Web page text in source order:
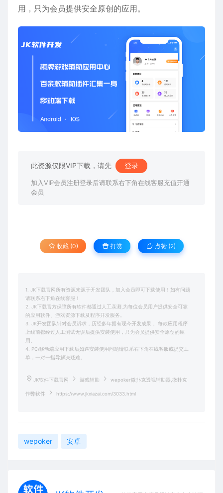
用，只为会员提供安全原创的应用。
此资源仅限VIP下载，请先 登录
加入VIP会员注册登录后请联系右下角在线客服充值开通
会员
收藏 (0) 打赏 点赞 (2)
1. JK下载官网所有资源来源于开发团队，加入会员即可下载使用！如有问题
请联系右下角在线客服！
2. JK下载官方保障所有软件都通过人工亲测,为每位会员用户提供安全可靠
的应用软件、游戏资源下载及程序开发服务。
3. JK开发团队针对会员诉求，历经多年拥有现今开发成果， 每款应用程序
上线前都经过人工测试无误后提供安装使用，只为会员提供安全原创的应
用。
4. PC/移动端应用下载后如遇安装使用问题请联系右下角在线客服或提交工
单，一对一指导解决疑难。
JK软件下载官网 游戏辅助 wepoker微扑克透视辅助器,微扑克
作弊软件 https://www.jkxiazai.com/3033.html
wepoker 安卓